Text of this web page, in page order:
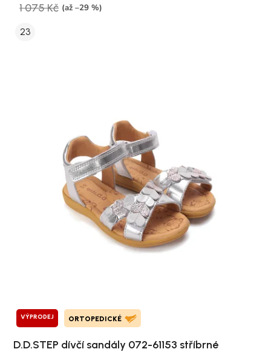
1 075 Kč (až –29 %)
23
VÝPRODEJ ORTOPEDICKÉ
D.D.STEP dívčí sandály 072-61153 stříbrné